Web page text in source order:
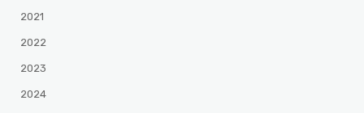
2021
2022
2023
2024